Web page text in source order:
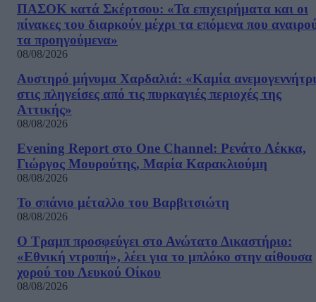
ΠΑΣΟΚ κατά Σκέρτσου: «Τα επιχειρήματα και οι
πίνακες του διαρκούν μέχρι τα επόμενα που
τα προηγούμενα»
08/08/2026
Αυστηρό μήνυμα Χαρδαλιά: «Καμία
στις πληγείσες από τις πυρκαγιές περιοχές της
Αττικής»
08/08/2026
Evening Report στο One Channel: Ρενάτο Λέκκα,
Γιώργος Μουρούτης, Μαρία Καρακλιούμη
08/08/2026
Το σπάνιο μέταλλο του Βαρβιτσιώτη
08/08/2026
Ο Τραμπ προσφεύγει στο Ανώτατο Δικαστήριο:
«Εθνική ντροπή», λέει για το μπλόκο στην αίθουσα
χορού του Λευκού Οίκου
08/08/2026